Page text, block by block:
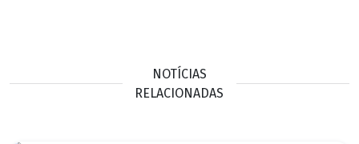
NOTÍCIAS
RELACIONADAS